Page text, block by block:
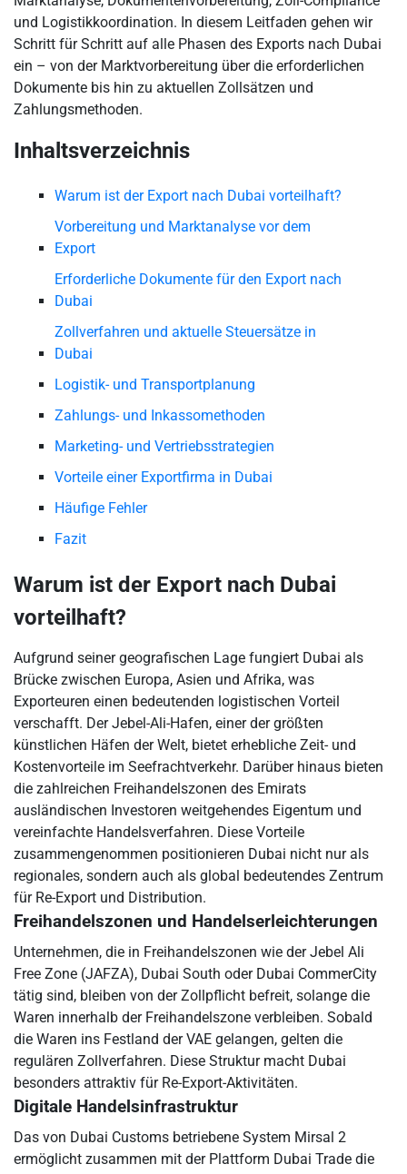
und Logistikkoordination. In diesem Leitfaden gehen wir
Schritt für Schritt auf alle Phasen des Exports nach Dubai
ein – von der Marktvorbereitung über die erforderlichen
Dokumente bis hin zu aktuellen Zollsätzen und
Zahlungsmethoden.
Inhaltsverzeichnis
Warum ist der Export nach Dubai vorteilhaft?
Vorbereitung und Marktanalyse vor dem
Export
Erforderliche Dokumente für den Export nach
Dubai
Zollverfahren und aktuelle Steuersätze in
Dubai
Logistik- und Transportplanung
Zahlungs- und Inkassomethoden
Marketing- und Vertriebsstrategien
Vorteile einer Exportfirma in Dubai
Häufige Fehler
Fazit
Warum ist der Export nach Dubai
vorteilhaft?
Aufgrund seiner geografischen Lage fungiert Dubai als
Brücke zwischen Europa, Asien und Afrika, was
Exporteuren einen bedeutenden logistischen Vorteil
verschafft. Der Jebel-Ali-Hafen, einer der größten
künstlichen Häfen der Welt, bietet erhebliche Zeit- und
Kostenvorteile im Seefrachtverkehr. Darüber hinaus bieten
die zahlreichen Freihandelszonen des Emirats
ausländischen Investoren weitgehendes Eigentum und
vereinfachte Handelsverfahren. Diese Vorteile
zusammengenommen positionieren Dubai nicht nur als
regionales, sondern auch als global bedeutendes Zentrum
für Re-Export und Distribution.
Freihandelszonen und Handelserleichterungen
Unternehmen, die in Freihandelszonen wie der Jebel Ali
Free Zone (JAFZA), Dubai South oder Dubai CommerCity
tätig sind, bleiben von der Zollpflicht befreit, solange die
Waren innerhalb der Freihandelszone verbleiben. Sobald
die Waren ins Festland der VAE gelangen, gelten die
regulären Zollverfahren. Diese Struktur macht Dubai
besonders attraktiv für Re-Export-Aktivitäten.
Digitale Handelsinfrastruktur
Das von Dubai Customs betriebene System Mirsal 2
ermöglicht zusammen mit der Plattform Dubai Trade die